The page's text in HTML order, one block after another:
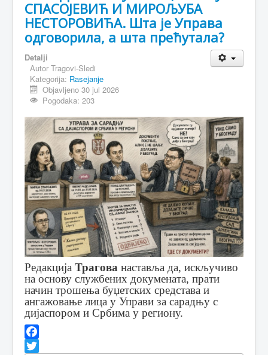
СПАСОЈЕВИЋ И МИРОЉУБА
НЕСТОРОВИЋА. Шта је Управа
одговорила, а шта прећутала?
Detalji
Autor Tragovi-Sledi
Kategorija: Rasejanje
Objavljeno 30 jul 2026
Pogodaka: 203
Редакција Трагова наставља да, искључиво
на основу службених докумената, прати
начин трошења буџетских средстава и
ангажовање лица у Управи за сарадњу с
дијаспором и Србима у региону.
Facebook